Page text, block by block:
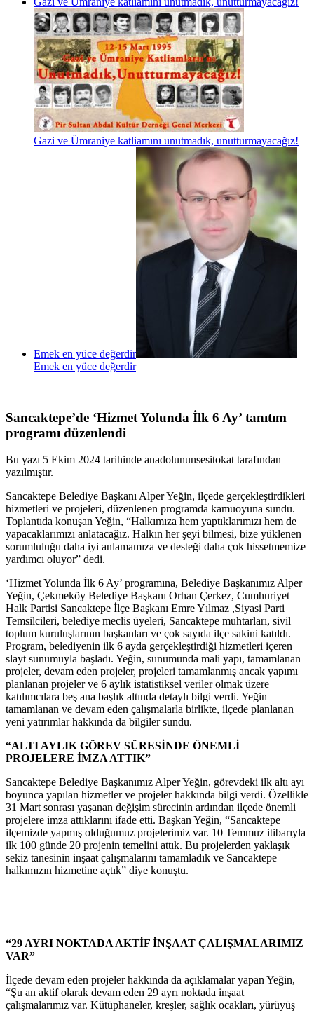
Gazi ve Ümraniye katliamını unutmadık, unutturmayacağız!
Emek en yüce değerdir
Emek en yüce değerdir
Sancaktepe’de ‘Hizmet Yolunda İlk 6 Ay’ tanıtım
programı düzenlendi
Bu yazı 5 Ekim 2024 tarihinde anadolununsesitokat tarafından
yazılmıştır.
Sancaktepe Belediye Başkanı Alper Yeğin, ilçede gerçekleştirdikleri
hizmetleri ve projeleri, düzenlenen programda kamuoyuna sundu.
Toplantıda konuşan Yeğin, “Halkımıza hem yaptıklarımızı hem de
yapacaklarımızı anlatacağız. Halkın her şeyi bilmesi, bize yüklenen
sorumluluğu daha iyi anlamamıza ve desteği daha çok hissetmemize
yardımcı oluyor” dedi.
‘Hizmet Yolunda İlk 6 Ay’ programına, Belediye Başkanımız Alper
Yeğin, Çekmeköy Belediye Başkanı Orhan Çerkez, Cumhuriyet
Halk Partisi Sancaktepe İlçe Başkanı Emre Yılmaz ,Siyasi Parti
Temsilcileri, belediye meclis üyeleri, Sancaktepe muhtarları, sivil
toplum kuruluşlarının başkanları ve çok sayıda ilçe sakini katıldı.
Program, belediyenin ilk 6 ayda gerçekleştirdiği hizmetleri içeren
slayt sunumuyla başladı. Yeğin, sunumunda mali yapı, tamamlanan
projeler, devam eden projeler, projeleri tamamlanmış ancak yapımı
planlanan projeler ve 6 aylık istatistiksel veriler olmak üzere
katılımcılara beş ana başlık altında detaylı bilgi verdi. Yeğin
tamamlanan ve devam eden çalışmalarla birlikte, ilçede planlanan
yeni yatırımlar hakkında da bilgiler sundu.
“ALTI AYLIK GÖREV SÜRESİNDE ÖNEMLİ
PROJELERE İMZA ATTIK”
Sancaktepe Belediye Başkanımız Alper Yeğin, görevdeki ilk altı ayı
boyunca yapılan hizmetler ve projeler hakkında bilgi verdi. Özellikle
31 Mart sonrası yaşanan değişim sürecinin ardından ilçede önemli
projelere imza attıklarını ifade etti. Başkan Yeğin, “Sancaktepe
ilçemizde yapmış olduğumuz projelerimiz var. 10 Temmuz itibarıyla
ilk 100 günde 20 projenin temelini attık. Bu projelerden yaklaşık
sekiz tanesinin inşaat çalışmalarını tamamladık ve Sancaktepe
halkımızın hizmetine açtık” diye konuştu.
“29 AYRI NOKTADA AKTİF İNŞAAT ÇALIŞMALARIMIZ
VAR”
İlçede devam eden projeler hakkında da açıklamalar yapan Yeğin,
“Şu an aktif olarak devam eden 29 ayrı noktada inşaat
çalışmalarımız var. Kütüphaneler, kreşler, sağlık ocakları, yürüyüş